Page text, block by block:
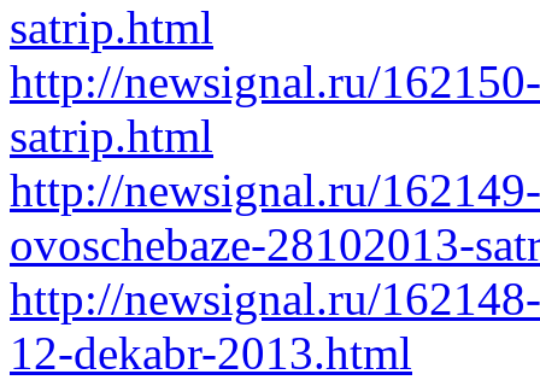
satrip.html
http://newsignal.ru/
satrip.html
http://newsignal.ru/
ovoschebaze-28102013-
http://newsignal.ru/
12-dekabr-2013.html